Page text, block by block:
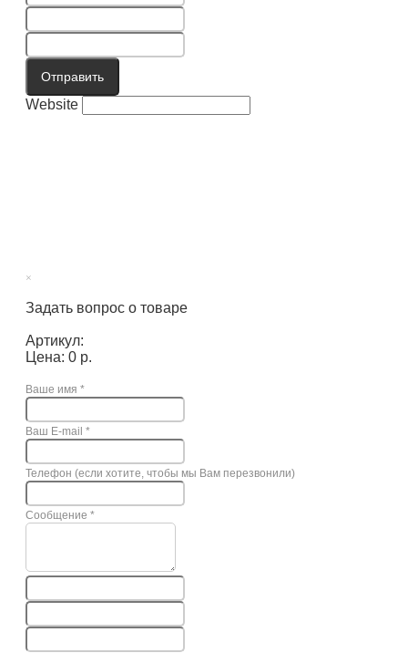
Отправить
Website
×
Задать вопрос о товаре
Артикул:
Цена: 0 р.
Ваше имя *
Ваш E-mail *
Телефон (если хотите, чтобы мы Вам перезвонили)
Сообщение *